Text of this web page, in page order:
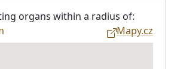
organs within a radius of:
Mapy.cz